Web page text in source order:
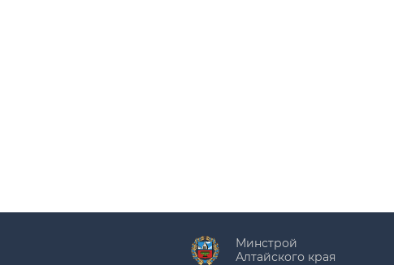
Минстрой
Алтайского края